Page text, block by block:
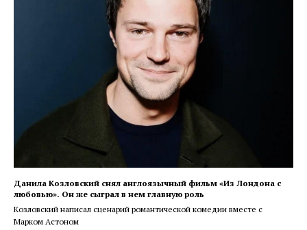
Данила Козловский снял англоязычный фильм «Из Лондона с
любовью». Он же сыграл в нем главную роль
Козловский написал сценарий романтической комедии вместе с
Марком Астоном